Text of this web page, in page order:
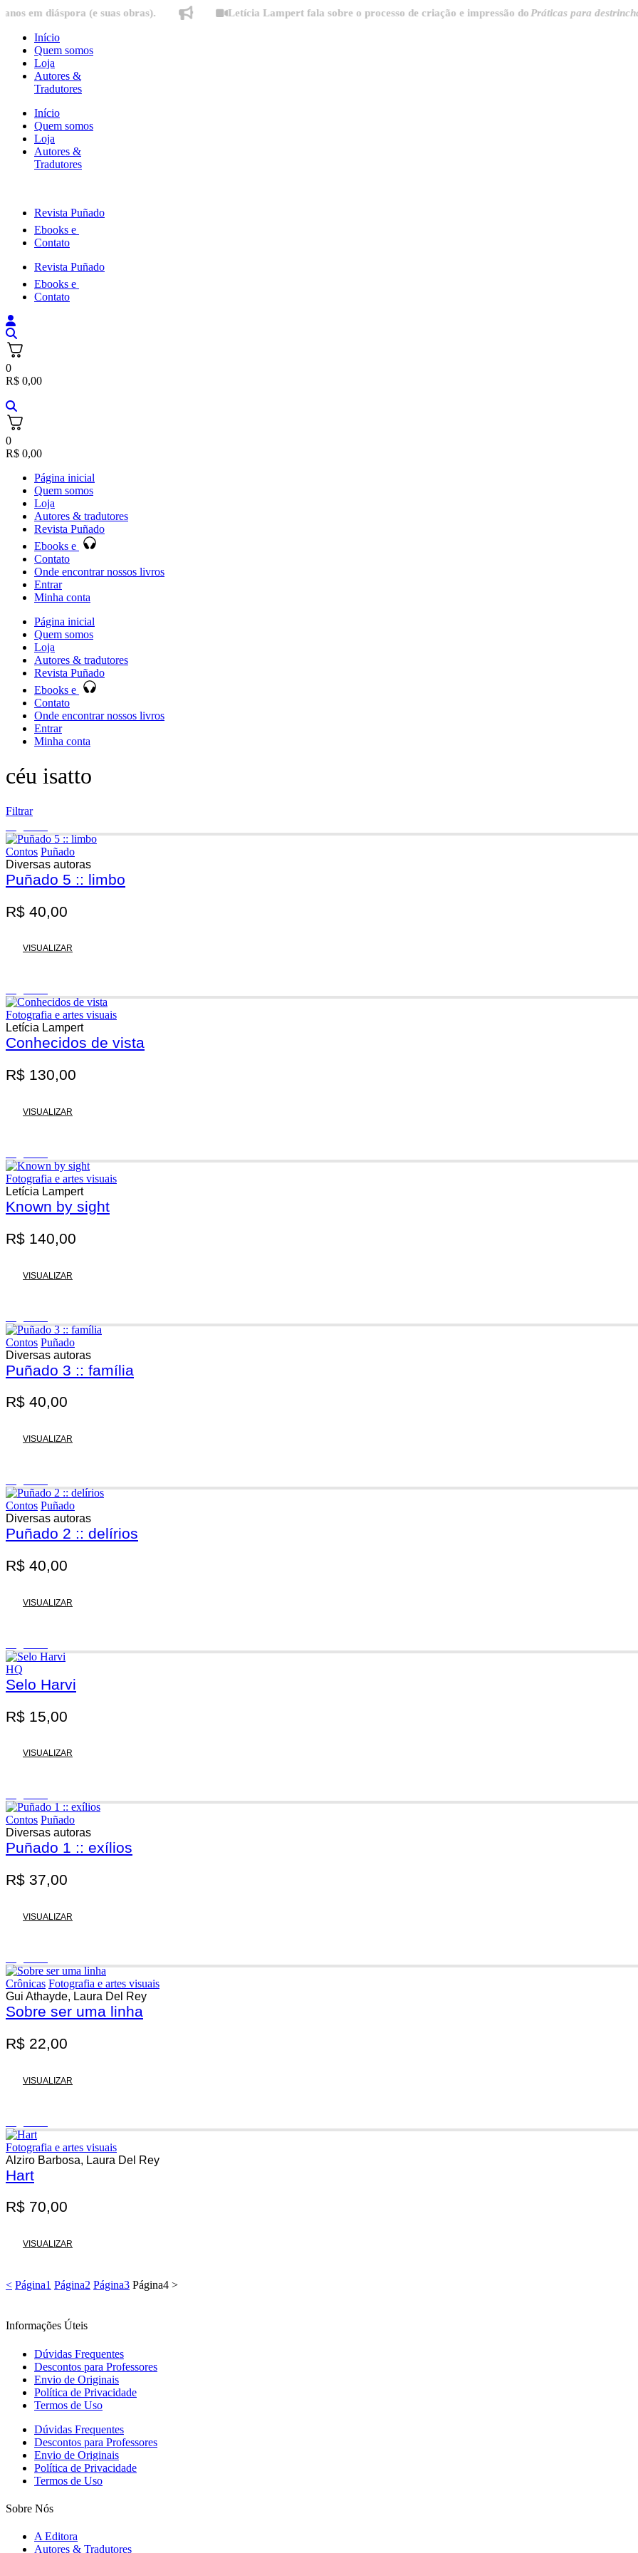
Ir
conteúdo
diáspora (e suas obras). Letícia Lampert fala sobre o processo de criação e impressão doPráticas para destrinchar a
Início
Quem somos
Loja
Autores &
Tradutores
Início
Quem somos
Loja
Autores &
Tradutores
Revista Puñado
Ebooks e
Contato
Revista Puñado
Ebooks e
Contato
0
R$ 0,00
0
R$ 0,00
Página inicial
Quem somos
Loja
Autores & tradutores
Revista Puñado
Ebooks e
Contato
Onde encontrar nossos livros
Entrar
Minha conta
Página inicial
Quem somos
Loja
Autores & tradutores
Revista Puñado
Ebooks e
Contato
Onde encontrar nossos livros
Entrar
Minha conta
céu isatto
Filtrar
Contos Puñado
Diversas autoras
Puñado 5 :: limbo
R$ 40,00
VISUALIZAR
Fotografia e artes visuais
Letícia Lampert
Conhecidos de vista
R$ 130,00
VISUALIZAR
Fotografia e artes visuais
Letícia Lampert
Known by sight
R$ 140,00
VISUALIZAR
Contos Puñado
Diversas autoras
Puñado 3 :: família
R$ 40,00
VISUALIZAR
Contos Puñado
Diversas autoras
Puñado 2 :: delírios
R$ 40,00
VISUALIZAR
HQ
Selo Harvi
R$ 15,00
VISUALIZAR
Contos Puñado
Diversas autoras
Puñado 1 :: exílios
R$ 37,00
VISUALIZAR
Crônicas Fotografia e artes visuais
Gui Athayde, Laura Del Rey
Sobre ser uma linha
R$ 22,00
VISUALIZAR
Fotografia e artes visuais
Alziro Barbosa, Laura Del Rey
Hart
R$ 70,00
VISUALIZAR
< Página1 Página2 Página3 Página4 >
Informações Úteis
Dúvidas Frequentes
Descontos para Professores
Envio de Originais
Política de Privacidade
Termos de Uso
Dúvidas Frequentes
Descontos para Professores
Envio de Originais
Política de Privacidade
Termos de Uso
Sobre Nós
A Editora
Autores & Tradutores